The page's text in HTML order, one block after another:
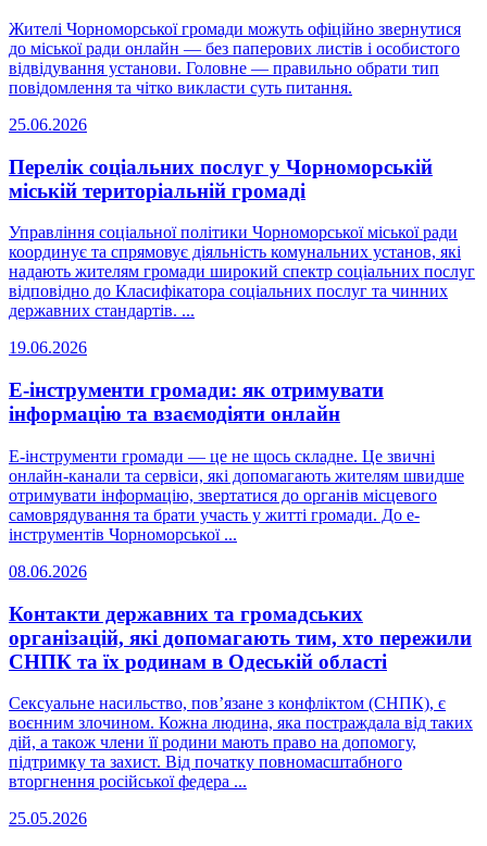
Жителі Чорноморської громади можуть офіційно звернутися
до міської ради онлайн — без паперових листів і особистого
відвідування установи. Головне — правильно обрати тип
повідомлення та чітко викласти суть питання.
25.06.2026
Перелік соціальних послуг у Чорноморській
міській територіальній громаді
Управління соціальної політики Чорноморської міської ради
координує та спрямовує діяльність комунальних установ, які
надають жителям громади широкий спектр соціальних послуг
відповідно до Класифікатора соціальних послуг та чинних
державних стандартів. ...
19.06.2026
Е-інструменти громади: як отримувати
інформацію та взаємодіяти онлайн
Е-інструменти громади — це не щось складне. Це звичні
онлайн-канали та сервіси, які допомагають жителям швидше
отримувати інформацію, звертатися до органів місцевого
самоврядування та брати участь у житті громади. До е-
інструментів Чорноморської ...
08.06.2026
Контакти державних та громадських
організацій, які допомагають тим, хто пережили
СНПК та їх родинам в Одеській області
Сексуальне насильство, пов’язане з конфліктом (СНПК), є
воєнним злочином. Кожна людина, яка постраждала від таких
дій, а також члени її родини мають право на допомогу,
підтримку та захист. Від початку повномасштабного
вторгнення російської федера ...
25.05.2026